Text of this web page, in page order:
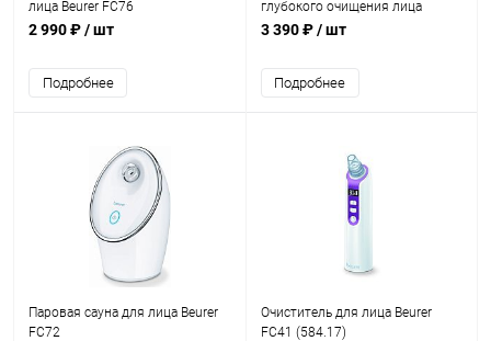
лица Beurer FC76
2 990 ₽/ шт
Подробнее
глубокого очищения лица
3 390 ₽/ шт
Подробнее
Паровая сауна для лица Beurer
FC72
Очиститель для лица Beurer
FC41 (584.17)